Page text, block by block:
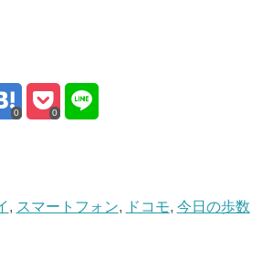
0 0
, スマートフォン, ドコモ, 今日の歩数